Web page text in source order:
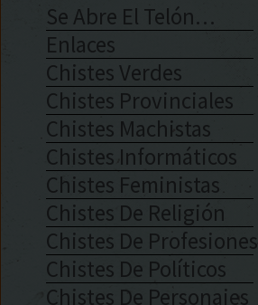
Se Abre El Telón…
Enlaces
Chistes Verdes
Chistes Provinciales
Chistes Machistas
Chistes Informáticos
Chistes Feministas
Chistes De Religión
Chistes De Profesiones
Chistes De Políticos
Chistes De Personajes